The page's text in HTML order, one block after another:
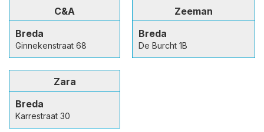
C&A
Breda
Ginnekenstraat 68
Zeeman
Breda
De Burcht 1B
Zara
Breda
Karrestraat 30